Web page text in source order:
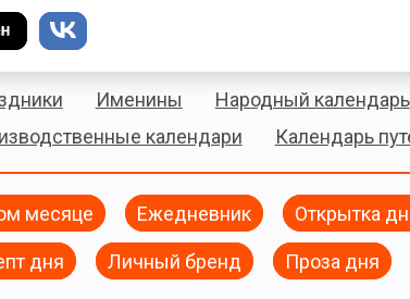
Именины
Народный календарь
календари Календарь
месяце Ежедневник Открытка
дня Личный бренд Проза дня